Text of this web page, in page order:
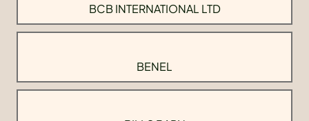
BCB INTERNATIONAL LTD
BENEL